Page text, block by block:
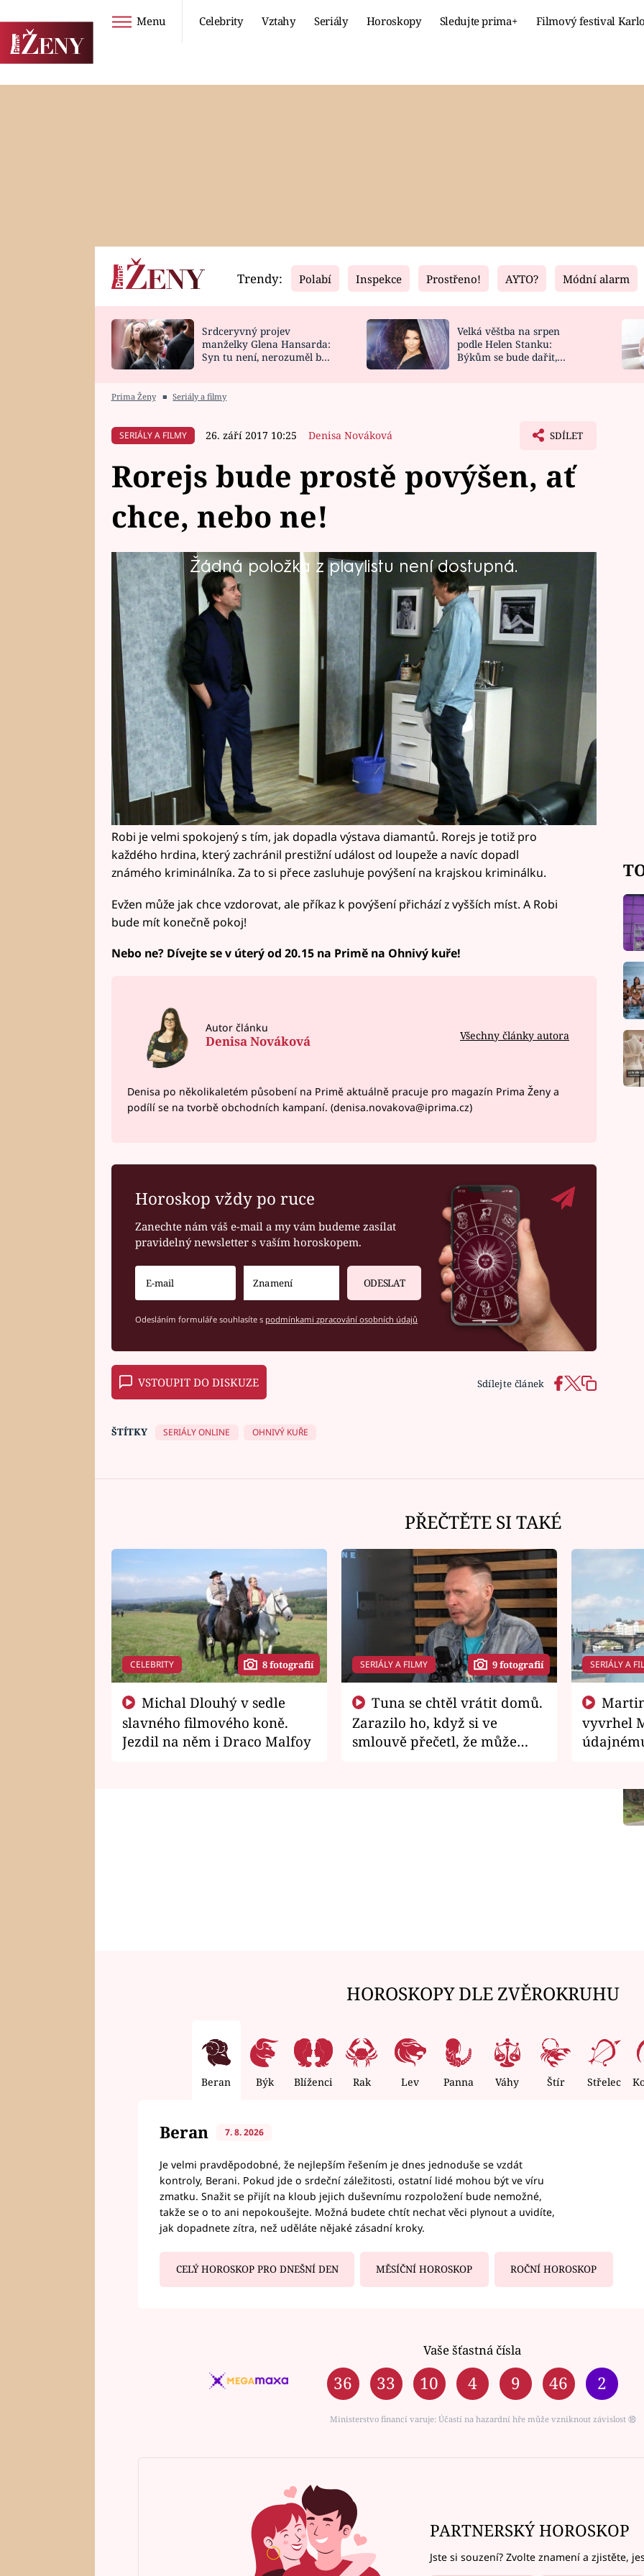
Menu Celebrity Vztahy Seriály Horoskopy Sledujte prima+ Filmový festival
Horoskopy
HOROSKOP NA
Video
CELEBRITY
VAŘENÍ
Fresh
NOVINKY
VIDEORECEPTY
Living
DESIGN
Trendy: Polabí Inspekce Prostřeno! AYTO? Módní alarm
Srdceryvný projev
manželky Glena Hansarda:
Syn tu není, nerozuměl by
Velká věštba na srpen
podle Helen Stanku:
Býkům se bude dařit,
Prima Ženy ■ Seriály a filmy
SERIÁLY A FILMY 26. září 2017 10:25 Denisa Nováková SDÍLET
Rorejs bude prostě povýšen, ať
chce, nebo ne!
Žádná položka z playlistu není dostupná.
Robi vymyslel přímo estrádní kousek, jak se zbavit Evžena Rorejse.
Robi je velmi spokojený s tím, jak dopadla výstava diamantů. Rorejs je totiž pro
každého hrdina, který zachránil prestižní událost od loupeže a navíc dopadl
známého kriminálníka. Za to si přece zasluhuje povýšení na krajskou kriminálku.
Evžen může jak chce vzdorovat, ale příkaz k povýšení přichází z vyšších míst. A Robi
bude mít konečně pokoj!
Nebo ne? Dívejte se v úterý od 20.15 na Primě na Ohnivý kuře!
Autor článku
Denisa Nováková Všechny články autora
Denisa po několikaletém působení na Primě aktuálně pracuje pro magazín Prima Ženy a
podílí se na tvorbě obchodních kampaní. (denisa.novakova@iprima.cz)
Horoskop vždy po ruce
Zanechte nám váš e-mail a my vám budeme zasílat
pravidelný newsletter s vaším horoskopem.
ODESLAT
Odesláním formuláře souhlasíte s podmínkami zpracování osobních údajů
VSTOUPIT DO DISKUZE Sdílejte článek
ŠTÍTKY SERIÁLY ONLINE OHNIVÝ KUŘE
PŘEČTĚTE SI TAKÉ
CELEBRITY 8 fotografií
slavného filmového koně.
Jezdil na něm i Draco Malfoy
SERIÁLY A FILMY 9 fotografií
Zarazilo ho, když si ve
smlouvě přečetl, že může
SERIÁLY A
vyvrhel
HOROSKOPY DLE ZVĚROKRUHU
Beran Býk Blíženci Rak Lev Panna Váhy Štír Střelec
Beran 7. 8. 2026
Je velmi pravděpodobné, že nejlepším řešením je dnes jednoduše se vzdát
kontroly, Berani. Pokud jde o srdeční záležitosti, ostatní lidé mohou být ve víru
zmatku. Snažit se přijít na kloub jejich duševnímu rozpoložení bude nemožné,
takže se o to ani nepokoušejte. Možná budete chtít nechat věci plynout a uvidíte,
jak dopadnete zítra, než uděláte nějaké zásadní kroky.
CELÝ HOROSKOP PRO DNEŠNÍ DEN MĚSÍČNÍ HOROSKOP ROČNÍ HOROSKOP
Vaše šťastná čísla
36 33 10 4 9 46 2
Ministerstvo financí varuje: Účastí na hazardní hře může vzniknout závislost ⑱
PARTNERSKÝ HOROSKOP
Jste si souzení? Zvolte znamení a zjistěte,